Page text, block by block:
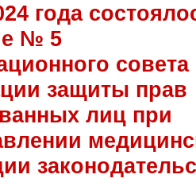
года
№ 5
совета
защиты прав
лиц при